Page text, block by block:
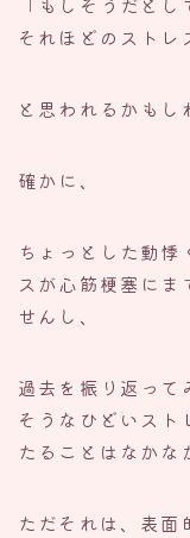
それほどのストレ
と思われるかもし
確かに、
ちょっとした動
スが心筋梗塞にま
せんし、
過去を振り返って
そうなひどいスト
たることはなかな
ただそれは、表